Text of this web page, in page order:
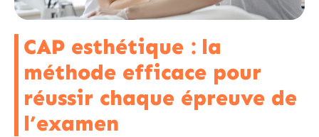
CAP esthétique : la
méthode efficace pour
réussir chaque épreuve de
l’examen